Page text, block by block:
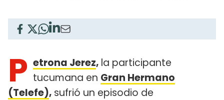
P etrona Jerez, la participante
tucumana en Gran Hermano
(Telefe), sufrió un episodio de